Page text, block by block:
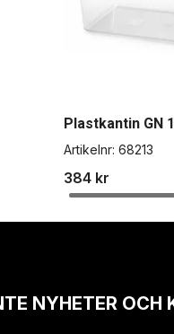
Plastkantin GN
Artikelnr: 68213
384 kr
NYHETER OCH